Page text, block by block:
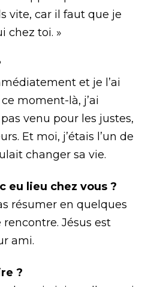
vite, car il faut que je
chez toi. »
et je l’ai
moment-là, j’ai
venu pour les justes,
Et moi, j’étais l’un de
changer sa vie.
eu lieu chez vous ?
résumer en quelques
Jésus est
ami.
?